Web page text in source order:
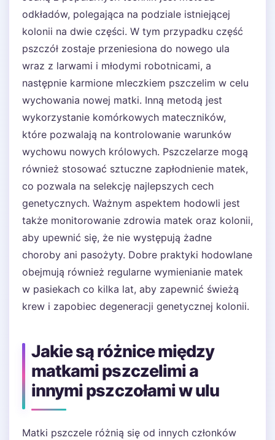
odkładów, polegająca na podziale istniejącej
kolonii na dwie części. W tym przypadku część
pszczół zostaje przeniesiona do nowego ula
wraz z larwami i młodymi robotnicami, a
następnie karmione mleczkiem pszczelim w celu
wychowania nowej matki. Inną metodą jest
wykorzystanie komórkowych mateczników,
które pozwalają na kontrolowanie warunków
wychowu nowych królowych. Pszczelarze mogą
również stosować sztuczne zapłodnienie matek,
co pozwala na selekcję najlepszych cech
genetycznych. Ważnym aspektem hodowli jest
także monitorowanie zdrowia matek oraz kolonii,
aby upewnić się, że nie występują żadne
choroby ani pasożyty. Dobre praktyki hodowlane
obejmują również regularne wymienianie matek
w pasiekach co kilka lat, aby zapewnić świeżą
krew i zapobiec degeneracji genetycznej kolonii.
Jakie są różnice między
matkami pszczelimi a
innymi pszczołami w ulu
Matki pszczele różnią się od innych członków